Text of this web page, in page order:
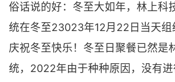
俗话说的好：冬至大如年，林上科
统在冬至23023年12月22日当天组
庆祝冬至快乐！冬至日聚餐已然是
统，2022年由于种种原因，没有